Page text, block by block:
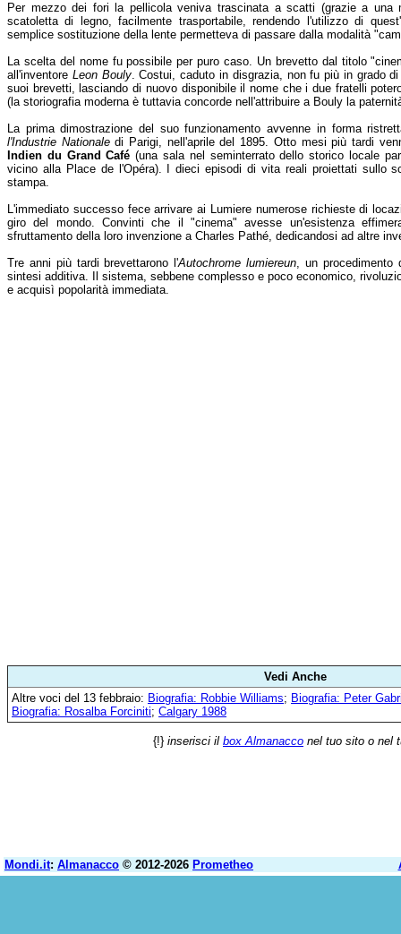
Per mezzo dei fori la pellicola veniva trascinata a scatti (grazie a una
scatoletta di legno, facilmente trasportabile, rendendo l'utilizzo di
semplice sostituzione della lente permetteva di passare dalla modalità
La scelta del nome fu possibile per puro caso. Un brevetto dal titolo
all'inventore Leon Bouly. Costui, caduto in disgrazia, non fu più in grado
suoi brevetti, lasciando di nuovo disponibile il nome che i due fratelli
(la storiografia moderna è tuttavia concorde nell'attribuire a Bouly la
La prima dimostrazione del suo funzionamento avvenne in forma
l'Industrie Nationaledi Parigi, nell'aprile del 1895. Otto mesi più tardi
Indien du Grand Café (una sala nel seminterrato dello storico locale
vicino alla Place de l'Opéra). I dieci episodi di vita reali proiettati sullo
stampa.
L'immediato successo fece arrivare ai Lumiere numerose richieste di
giro del mondo. Convinti che il "cinema" avesse un'esistenza
sfruttamento della loro invenzione a Charles Pathé, dedicandosi ad altre
Tre anni più tardi brevettarono l'Autochrome lumiereun, un procedimento
sintesi additiva. Il sistema, sebbene complesso e poco economico,
e acquisì popolarità immediata.
Vedi Anche
Altre voci del 13 febbraio: Biografia: Robbie Williams; Biografia: Peter
Biografia: Rosalba Forciniti; Calgary 1988
{!} inserisci il box Almanacco nel tuo sito o nel
Mondi.it: Almanacco © 2012-2026 Prometheo